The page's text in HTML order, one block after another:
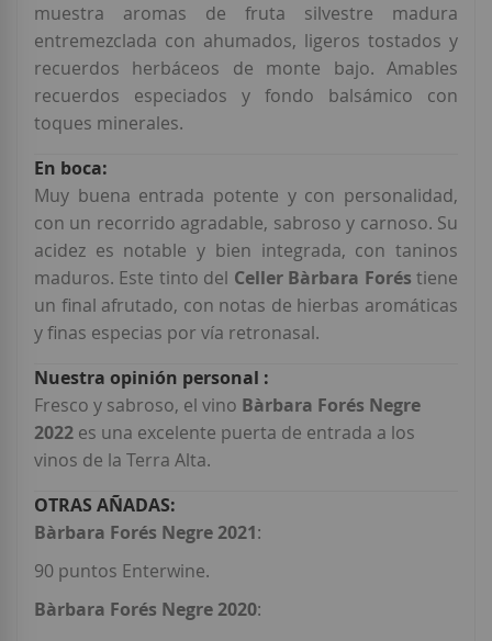
muestra aromas de fruta silvestre madura
entremezclada con ahumados, ligeros tostados y
recuerdos herbáceos de monte bajo. Amables
recuerdos especiados y fondo balsámico con
toques minerales.
Muy buena entrada potente y con personalidad,
con un recorrido agradable, sabroso y carnoso. Su
acidez es notable y bien integrada, con taninos
maduros. Este tinto del Celler Bàrbara Forés tiene
un final afrutado, con notas de hierbas aromáticas
y finas especias por vía retronasal.
Fresco y sabroso, el vino Bàrbara Forés Negre
2022 es una excelente puerta de entrada a los
vinos de la Terra Alta.
Bàrbara Forés Negre 2021:
90 puntos Enterwine.
Bàrbara Forés Negre 2020: